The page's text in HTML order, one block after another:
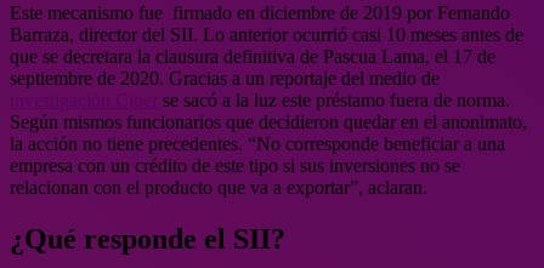
Este mecanismo fue firmado en diciembre de 2019 por Fernando
Barraza, director del SII. Lo anterior ocurrió casi 10 meses antes de
que se decretara la clausura definitiva de Pascua Lama, el 17 de
septiembre de 2020. Gracias a un reportaje del medio de
se sacó a la luz este préstamo fuera de norma.
Según mismos funcionarios que decidieron quedar en el anonimato,
la acción no tiene precedentes. “No corresponde beneficiar a una
empresa con un crédito de este tipo si sus inversiones no se
relacionan con el producto que va a exportar”, aclaran.
¿Qué responde el SII?